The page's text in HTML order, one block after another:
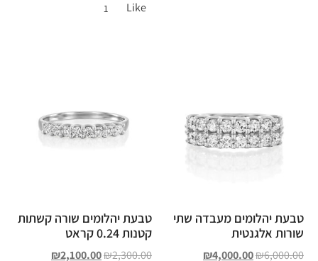
Like
1
טבעת יהלומים מעבדה שתי
שורות אלגנטית
₪6,000.00
₪4,000.00
טבעת יהלומים שורה קשתות
קטנות 0.24 קראט
₪2,300.00
₪2,100.00